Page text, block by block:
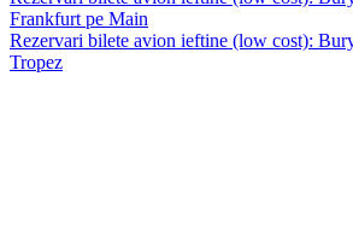
Frankfurt pe Main
Rezervari bilete avion ieftine (low cost):
Tropez